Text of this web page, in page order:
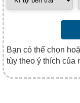
Bạn có thể chọn
tùy theo ý thích của